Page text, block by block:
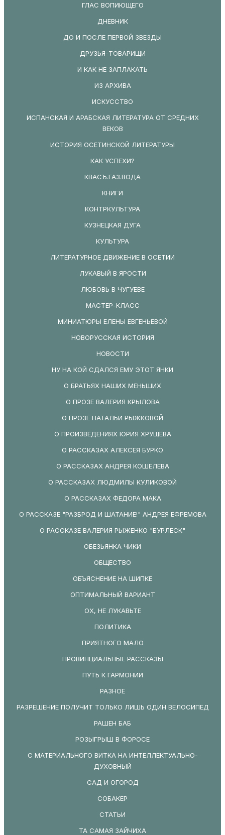
ГЛАС ВОПИЮЩЕГО
ДНЕВНИК
ДО И ПОСЛЕ ПЕРВОЙ ЗВЕЗДЫ
ДРУЗЬЯ-ТОВАРИЩИ
И КАК НЕ ЗАПЛАКАТЬ
ИЗ АРХИВА
ИСКУССТВО
ИСПАНСКАЯ И АРАБСКАЯ ЛИТЕРАТУРА ОТ СРЕДНИХ
ВЕКОВ
ИСТОРИЯ ОСЕТИНСКОЙ ЛИТЕРАТУРЫ
КАК УСПЕХИ?
КВАСЪ.ГАЗ.ВОДА
КНИГИ
КОНТРКУЛЬТУРА
КУЗНЕЦКАЯ ДУГА
КУЛЬТУРА
ЛИТЕРАТУРНОЕ ДВИЖЕНИЕ В ОСЕТИИ
ЛУКАВЫЙ В ЯРОСТИ
ЛЮБОВЬ В ЧУГУЕВЕ
МАСТЕР-КЛАСС
МИНИАТЮРЫ ЕЛЕНЫ ЕВГЕНЬЕВОЙ
НОВОРУССКАЯ ИСТОРИЯ
НОВОСТИ
НУ НА КОЙ СДАЛСЯ ЕМУ ЭТОТ ЯНКИ
О БРАТЬЯХ НАШИХ МЕНЬШИХ
О ПРОЗЕ ВАЛЕРИЯ КРЫЛОВА
О ПРОЗЕ НАТАЛЬИ РЫЖКОВОЙ
О ПРОИЗВЕДЕНИЯХ ЮРИЯ ХРУЩЕВА
О РАССКАЗАХ АЛЕКСЕЯ БУРКО
О РАССКАЗАХ АНДРЕЯ КОШЕЛЕВА
О РАССКАЗАХ ЛЮДМИЛЫ КУЛИКОВОЙ
О РАССКАЗАХ ФЕДОРА МАКА
О РАССКАЗЕ "РАЗБРОД И ШАТАНИЕ!" АНДРЕЯ ЕФРЕМОВА
О РАССКАЗЕ ВАЛЕРИЯ РЫЖЕНКО "БУРЛЕСК"
ОБЕЗЬЯНКА ЧИКИ
ОБЩЕСТВО
ОБЪЯСНЕНИЕ НА ШИПКЕ
ОПТИМАЛЬНЫЙ ВАРИАНТ
ОХ, НЕ ЛУКАВЬТЕ
ПОЛИТИКА
ПРИЯТНОГО МАЛО
ПРОВИНЦИАЛЬНЫЕ РАССКАЗЫ
ПУТЬ К ГАРМОНИИ
РАЗНОЕ
РАЗРЕШЕНИЕ ПОЛУЧИТ ТОЛЬКО ЛИШЬ ОДИН ВЕЛОСИПЕД
РАШЕН БАБ
РОЗЫГРЫШ В ФОРОСЕ
С МАТЕРИАЛЬНОГО ВИТКА НА ИНТЕЛЛЕКТУАЛЬНО-
ДУХОВНЫЙ
САД И ОГОРОД
СОБАКЕР
СТАТЬИ
ТА САМАЯ ЗАЙЧИХА